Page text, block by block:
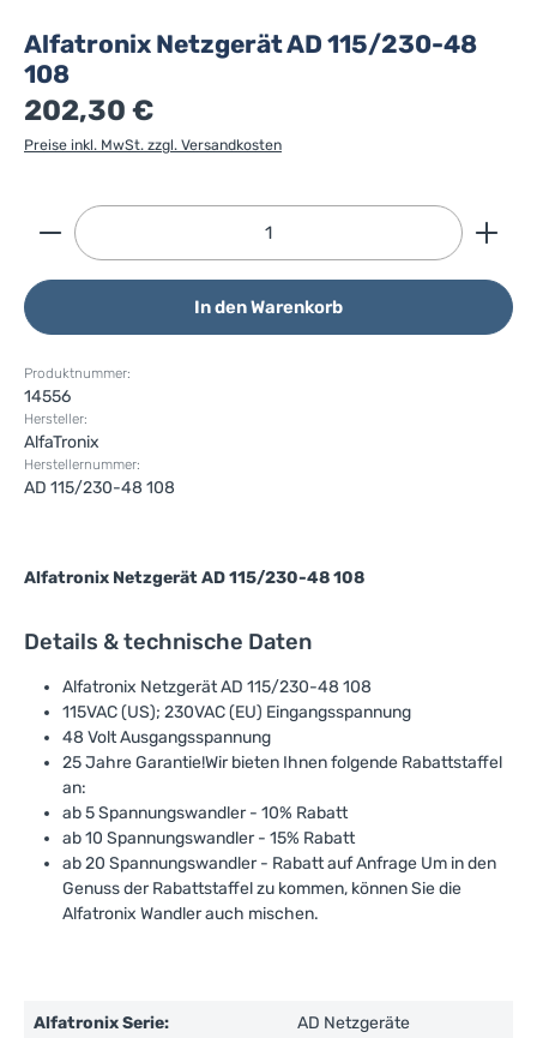
Alfatronix Netzgerät AD 115/230-48
108
202,30 €
Preise inkl. MwSt. zzgl. Versandkosten
Produkt Anzahl: Gib den gewünschten Wert ein
In den Warenkorb
Produktnummer:
14556
Hersteller:
AlfaTronix
Herstellernummer:
AD 115/230-48 108
Alfatronix Netzgerät AD 115/230-48 108
Details & technische Daten
Alfatronix Netzgerät AD 115/230-48 108
115VAC (US); 230VAC (EU) Eingangsspannung
48 Volt Ausgangsspannung
25 Jahre Garantie!Wir bieten Ihnen folgende Rabattstaffel
an:
ab 5 Spannungswandler - 10% Rabatt
ab 10 Spannungswandler - 15% Rabatt
ab 20 Spannungswandler - Rabatt auf Anfrage Um in den
Genuss der Rabattstaffel zu kommen, können Sie die
Alfatronix Wandler auch mischen.
Alfatronix Serie: AD Netzgeräte